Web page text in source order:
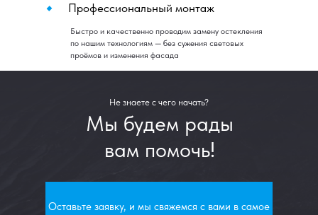
Профессиональный монтаж
Быстро и качественно проводим замену остекления
по нашим технологиям — без сужения световых
проёмов и изменения фасада
Не знаете с чего начать?
Мы будем рады
вам помочь!
Оставьте заявку, и мы свяжемся с вами в самое